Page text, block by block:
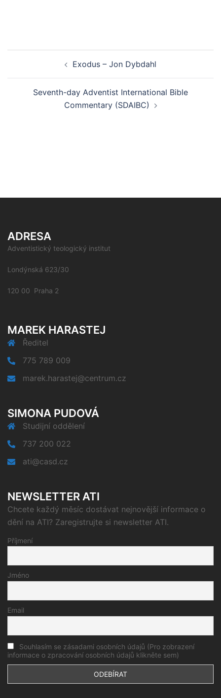
navigation Exodus – Jon Dybdahl
Seventh-day Adventist International Bible
Commentary (SDAIBC)
ADRESA
Adventistický teologický institut
Londýnská 623/30
120 00 Praha 2
MAREK HARASTEJ
Ředitel
775 789 009
marek.harastej@centrum.cz
SIMONA PUDOVÁ
Studijní oddělení
737 200 022
ati@casd.cz
NEWSLETTER ATI
Chcete každý měsíc dostávat nejnovější informace o
dění na ATI? Zaregistrujte si newsletter ATI.
Příjmení
Jméno
Email
Souhlasím se zásadami osobních údajů (Pro zobrazení
informace o zpracování osobních údajů klikněte sem)